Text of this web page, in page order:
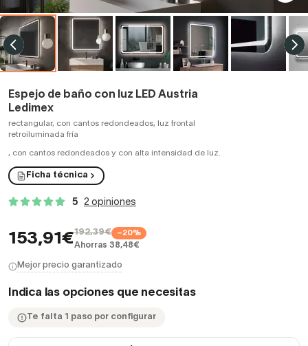
Espejo de baño con luz LED Austria
Ledimex
rectangular, con cantos redondeados, luz frontal
retroiluminada fría
, con cantos redondeados y con alta intensidad de luz.
Ficha técnica
5 2 opiniones
153,91€192,39€ −20%
Ahorras 38,48€
Mejor precio garantizado
Indica las opciones que necesitas
Te falta 1 paso por configurar